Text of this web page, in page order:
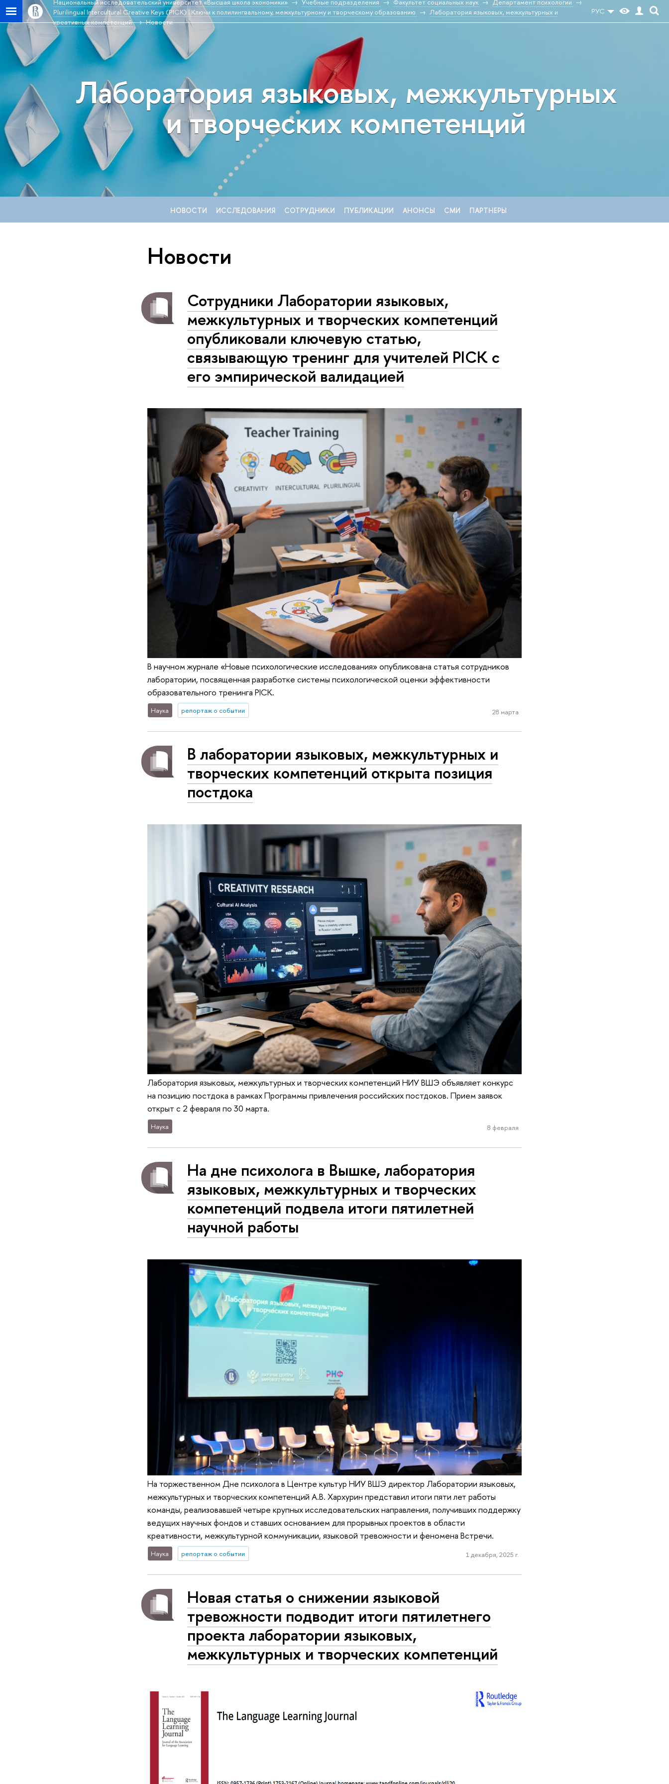
РУС
Plurilingual Intercultural Creative Keys (PICK) | Ключи к полилингвальному, межкультурному и творческому образованию
Лаборатория языковых, межкультурных и
креативных компетенций
Новости
Лаборатория языковых, межкультурных
и творческих компетенций
НОВОСТИ ИССЛЕДОВАНИЯ СОТРУДНИКИ ПУБЛИКАЦИИ АНОНСЫ СМИ ПАРТНЕРЫ
Новости
Сотрудники Лаборатории языковых,
межкультурных и творческих компетенций
опубликовали ключевую статью,
связывающую тренинг для учителей PICK с
его эмпирической валидацией
В научном журнале «Новые психологические исследования» опубликована статья сотрудников
лаборатории, посвященная разработке системы психологической оценки эффективности
образовательного тренинга PICK.
Наука репортаж о событии 28 марта
В лаборатории языковых, межкультурных и
творческих компетенций открыта позиция
постдока
Лаборатория языковых, межкультурных и творческих компетенций НИУ ВШЭ объявляет конкурс
на позицию постдока в рамках Программы привлечения российских постдоков. Прием заявок
открыт с 2 февраля по 30 марта.
Наука 8 февраля
На дне психолога в Вышке, лаборатория
языковых, межкультурных и творческих
компетенций подвела итоги пятилетней
научной работы
На торжественном Дне психолога в Центре культур НИУ ВШЭ директор Лаборатории языковых,
межкультурных и творческих компетенций А.В. Хархурин представил итоги пяти лет работы
команды, реализовавшей четыре крупных исследовательских направления, получивших поддержку
ведущих научных фондов и ставших основанием для прорывных проектов в области
креативности, межкультурной коммуникации, языковой тревожности и феномена Встречи.
Наука репортаж о событии 1 декабря, 2025 г.
Новая статья о снижении языковой
тревожности подводит итоги пятилетнего
проекта лаборатории языковых,
межкультурных и творческих компетенций